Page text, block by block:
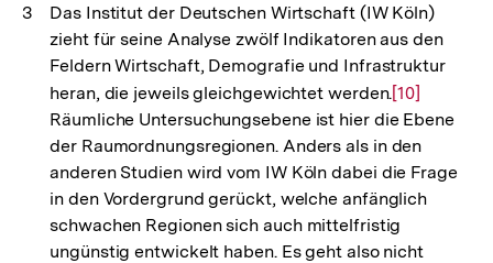
Das Institut der Deutschen Wirtschaft (IW Köln)
zieht für seine Analyse zwölf Indikatoren aus den
Feldern Wirtschaft, Demografie und Infrastruktur
heran, die jeweils gleichgewichtet werden.Zur
Auflösung
der
Fußnote
[10]
Räumliche Untersuchungsebene ist hier die Ebene
der Raumordnungsregionen. Anders als in den
anderen Studien wird vom IW Köln dabei die Frage
in den Vordergrund gerückt, welche anfänglich
schwachen Regionen sich auch mittelfristig
ungünstig entwickelt haben. Es geht also nicht